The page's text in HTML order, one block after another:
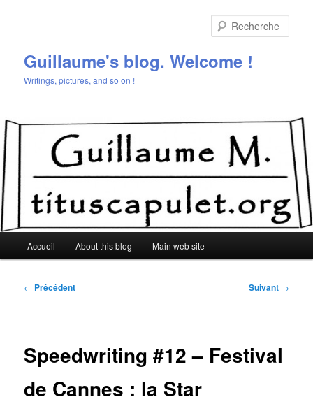
Guillaume's blog. Welcome !
Writings, pictures, and so on !
principal
Accueil About this blog Main web site
Navigation
← Précédent Suivant →
Speedwriting #12 – Festival
de Cannes : la Star